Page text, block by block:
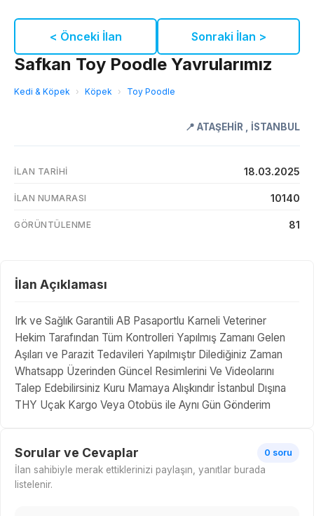
< Önceki İlan Sonraki İlan >
Safkan Toy Poodle Yavrularımız
Kedi & Köpek › Köpek › Toy Poodle
📍 ATAŞEHİR , İSTANBUL
İLAN TARIHI 18.03.2025
İLAN NUMARASI 10140
GÖRÜNTÜLENME 81
İlan Açıklaması
Irk ve Sağlık Garantili AB Pasaportlu Karneli Veteriner
Hekim Tarafından Tüm Kontrolleri Yapılmış Zamanı Gelen
Aşıları ve Parazit Tedavileri Yapılmıştır Dilediğiniz Zaman
Whatsapp Üzerinden Güncel Resimlerini Ve Videolarını
Talep Edebilirsiniz Kuru Mamaya Alışkındır İstanbul Dışına
THY Uçak Kargo Veya Otobüs ile Aynı Gün Gönderim
Sorular ve Cevaplar 0 soru
İlan sahibiyle merak ettiklerinizi paylaşın, yanıtlar burada
listelenir.